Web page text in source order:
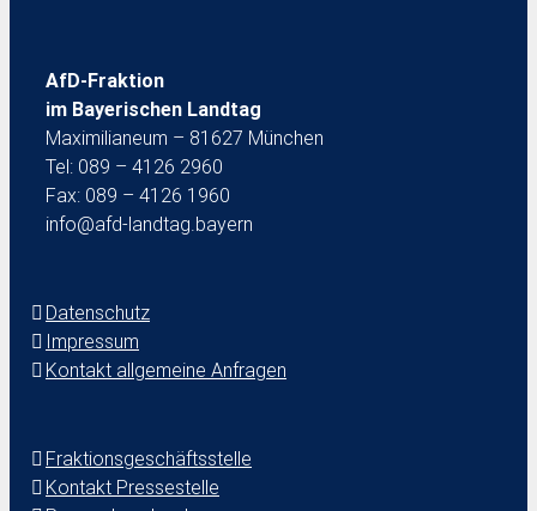
AfD-Fraktion
im Bayerischen Landtag
Maximilianeum – 81627 München
Tel: 089 – 4126 2960
Fax: 089 – 4126 1960
info@afd-landtag.bayern
Datenschutz
Impressum
Kontakt allgemeine Anfragen
Fraktionsgeschäftsstelle
Kontakt Pressestelle